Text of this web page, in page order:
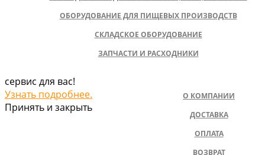
ОБОРУДОВАНИЕ ДЛЯ ПИЩЕВЫХ ПРОИЗВОДСТВ
СКЛАДСКОЕ ОБОРУДОВАНИЕ
ЗАПЧАСТИ И РАСХОДНИКИ
О КОМПАНИИ
ДОСТАВКА
ОПЛАТА
ВОЗВРАТ
сервис для вас!
Узнать подробнее.
Принять и закрыть